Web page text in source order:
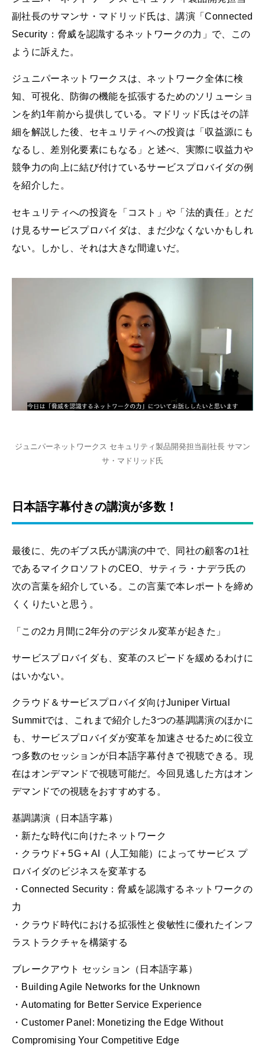
副社長のサマンサ・マドリッド氏は、講演「Connected
Security：脅威を認識するネットワークの力」で、この
ように訴えた。
ジュニパーネットワークスは、ネットワーク全体に検
知、可視化、防御の機能を拡張するためのソリューショ
ンを約1年前から提供している。マドリッド氏はその詳
細を解説した後、セキュリティへの投資は「収益源にも
なるし、差別化要素にもなる」と述べ、実際に収益力や
競争力の向上に結び付けているサービスプロバイダの例
を紹介した。
セキュリティへの投資を「コスト」や「法的責任」とだ
け見るサービスプロバイダは、まだ少なくないかもしれ
ない。しかし、それは大きな間違いだ。
ジュニパーネットワークス セキュリティ製品開発担当副社長 サマン
サ・マドリッド氏
日本語字幕付きの講演が多数！
最後に、先のギブス氏が講演の中で、同社の顧客の1社
であるマイクロソフトのCEO、サティラ・ナデラ氏の
次の言葉を紹介している。この言葉で本レポートを締め
くくりたいと思う。
「この2カ月間に2年分のデジタル変革が起きた」
サービスプロバイダも、変革のスピードを緩めるわけに
はいかない。
クラウド＆サービスプロバイダ向けJuniper Virtual
Summitでは、これまで紹介した3つの基調講演のほかに
も、サービスプロバイダが変革を加速させるために役立
つ多数のセッションが日本語字幕付きで視聴できる。現
在はオンデマンドで視聴可能だ。今回見逃した方はオン
デマンドでの視聴をおすすめする。
基調講演（日本語字幕）
・新たな時代に向けたネットワーク
・クラウド+ 5G + AI（人工知能）によってサービス プ
ロバイダのビジネスを変革する
・Connected Security：脅威を認識するネットワークの
力
・クラウド時代における拡張性と俊敏性に優れたインフ
ラストラクチャを構築する
ブレークアウト セッション（日本語字幕）
・Building Agile Networks for the Unknown
・Automating for Better Service Experience
・Customer Panel: Monetizing the Edge Without
Compromising Your Competitive Edge